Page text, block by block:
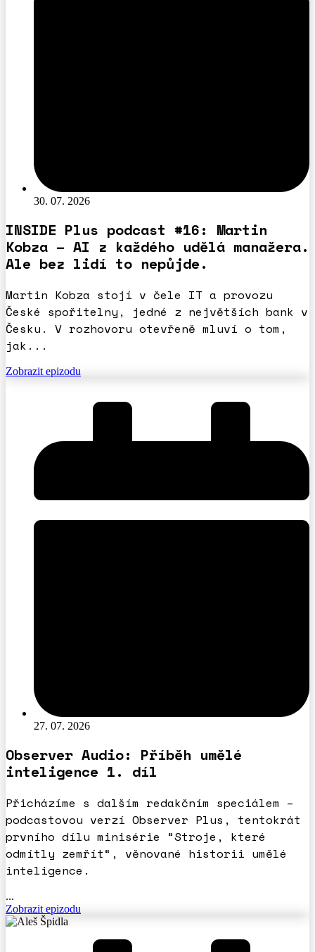
30. 07. 2026
INSIDE Plus podcast #16: Martin
Kobza – AI z každého udělá manažera.
Ale bez lidí to nepůjde.
Martin Kobza stojí v čele IT a provozu
České spořitelny, jedné z největších bank v
Česku. V rozhovoru otevřeně mluví o tom,
jak...
Zobrazit epizodu
27. 07. 2026
Observer Audio: Příběh umělé
inteligence 1. díl
Přicházíme s dalším redakčním speciálem –
podcastovou verzí Observer Plus, tentokrát
prvního dílu minisérie “Stroje, které
odmítly zemřít“, věnované historii umělé
inteligence.
...
Zobrazit epizodu